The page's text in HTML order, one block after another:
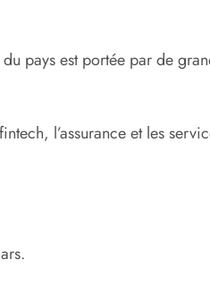
pays est portée par de
l’assurance et les